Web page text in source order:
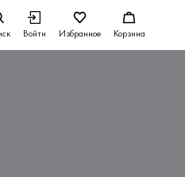
Войти Избранное Корзина